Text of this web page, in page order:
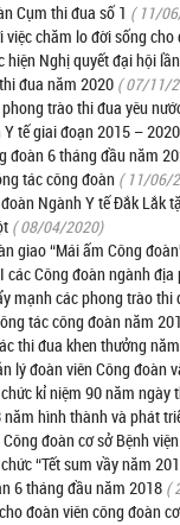
Cụm thi đua số 1 ( 11/
chăm lo đời sống
hiện Nghị quyết đại hội
đua năm 2020 ( 07/11/
trào thi đua yêu
tế giai đoạn 2015 –
đoàn 6 tháng đầu năm
tác công đoàn ( 11/06/
Ngành Y tế Đắk Lắk
( 08/04/2020)
giao “Mái ấm Công
các Công đoàn ngành
mạnh các phong trào thi
tác công đoàn năm
thi đua khen thưởng
lý đoàn viên Công đoàn
kỉ niệm 90 năm ngày
hình thành và phát
đoàn cơ sở Bệnh
“Tết sum vầy năm
6 tháng đầu năm 2018 (
đoàn viên công đoàn